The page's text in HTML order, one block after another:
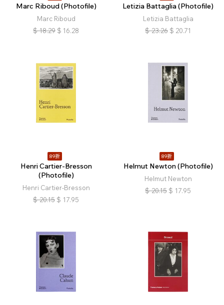
Marc Riboud (Photofile)
Marc Riboud
$ 18.29 $ 16.28
Letizia Battaglia (Photofile)
Letizia Battaglia
$ 23.26 $ 20.71
89折
Henri Cartier-Bresson
(Photofile)
Henri Cartier-Bresson
$ 20.15 $ 17.95
89折
Helmut Newton (Photofile)
Helmut Newton
$ 20.15 $ 17.95